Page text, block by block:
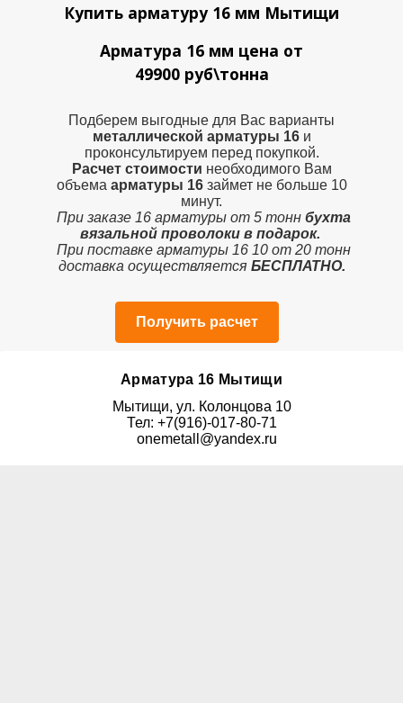
Купить арматуру 16 мм Мытищи
Арматура 16 мм цена от
49900 руб\тонна
Подберем выгодные для Вас варианты
металлической арматуры 16и
проконсультируем перед покупкой.
Расчет стоимости необходимого Вам
объема арматуры 16займет не больше 10
минут.
При заказе 16 арматуры от 5 тонн бухта
вязальной проволоки в подарок.
При поставке арматуры 16 10 от 20 тонн
доставка осуществляется БЕСПЛАТНО.
Получить расчет
Арматура 16 Мытищи
Мытищи, ул. Колонцова 10
Тел: +7(916)-017-80-71
onemetall@yandex.ru